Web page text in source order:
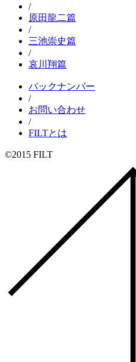
/
原田龍二篇
/
三池崇史篇
/
哀川翔篇
バックナンバー
/
お問い合わせ
/
FILTとは
©2015 FILT